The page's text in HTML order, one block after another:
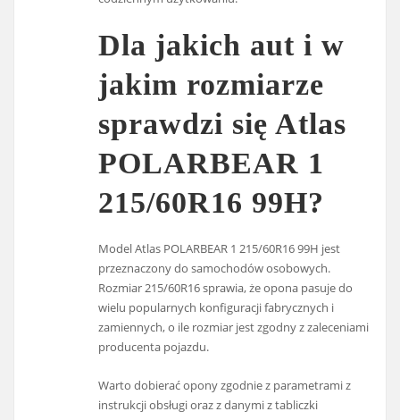
Dla jakich aut i w
jakim rozmiarze
sprawdzi się Atlas
POLARBEAR 1
215/60R16 99H?
Model Atlas POLARBEAR 1 215/60R16 99H jest
przeznaczony do samochodów osobowych.
Rozmiar 215/60R16 sprawia, że opona pasuje do
wielu popularnych konfiguracji fabrycznych i
zamiennych, o ile rozmiar jest zgodny z zaleceniami
producenta pojazdu.
Warto dobierać opony zgodnie z parametrami z
instrukcji obsługi oraz z danymi z tabliczki